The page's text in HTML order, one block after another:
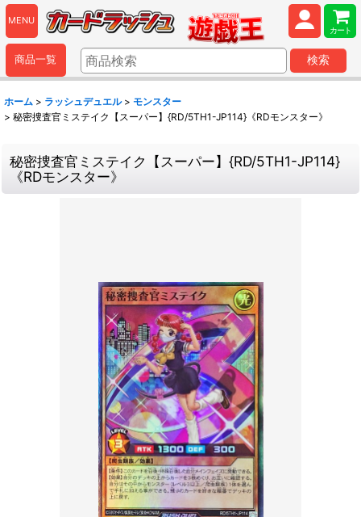
MENU
カート
商品一覧 検索
ホーム > ラッシュデュエル > モンスター
> 秘密捜査官ミステイク【スーパー】{RD/5TH1-JP114}《RDモンスター》
秘密捜査官ミステイク【スーパー】{RD/5TH1-JP114}
《RDモンスター》